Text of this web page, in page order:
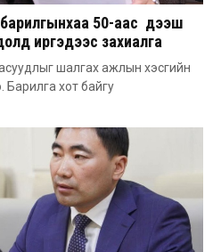
50-аас дээш
иргэдээс захиалга
шалгах ажлын хэсгийн
хот байгу